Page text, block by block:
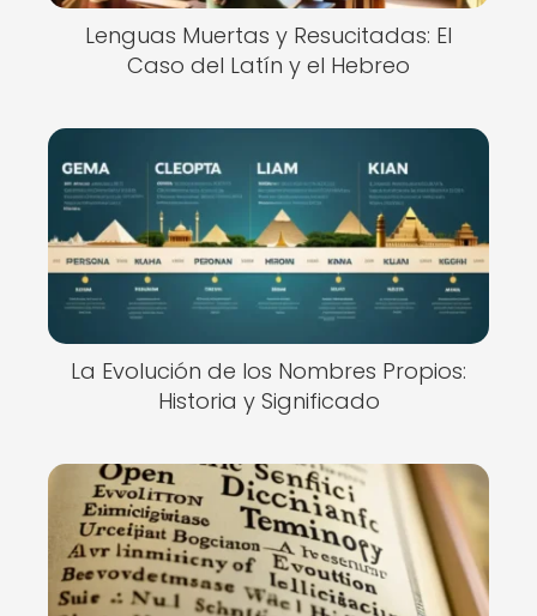
Lenguas Muertas y Resucitadas: El
Caso del Latín y el Hebreo
La Evolución de los Nombres Propios:
Historia y Significado